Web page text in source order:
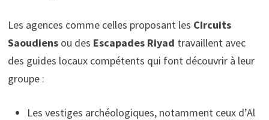
Les agences comme celles proposant les Circuits
Saoudiensou des Escapades Riyad travaillent avec
des guides locaux compétents qui font découvrir à leur
groupe :
Les vestiges archéologiques, notamment ceux d’Al